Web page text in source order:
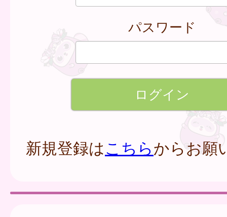
パスワード
新規登録はこちらからお願